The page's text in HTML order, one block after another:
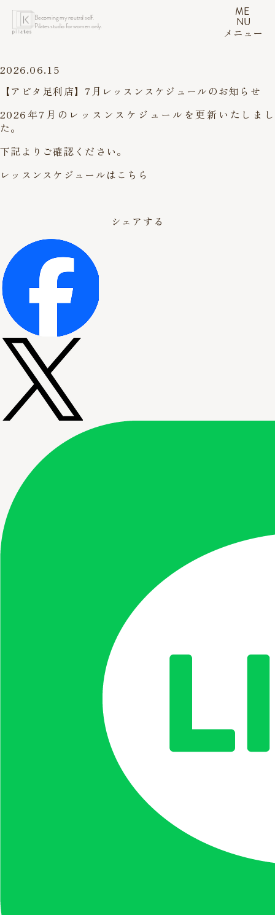
Becoming my neutral self.
Pilates studio for women only.
ME
NU
メニュー
2026.06.15
【アピタ足利店】7月レッスンスケジュールのお知らせ
2026年7月のレッスンスケジュールを更新いたしまし
た。
下記よりご確認ください。
レッスンスケジュールはこちら
シェアする